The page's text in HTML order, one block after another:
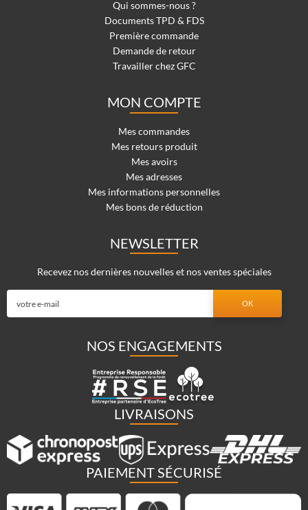
Qui sommes-nous ?
Documents TPD & FDS
Première commande
Demande de retour
Travailler chez GFC
MON COMPTE
Mes commandes
Mes retours produit
Mes avoirs
Mes adresses
Mes informations personnelles
Mes bons de réduction
NEWSLETTER
Recevez nos dernières nouvelles et nos ventes spéciales
NOS ENGAGEMENTS
LIVRAISONS
PAIEMENT SÉCURISÉ